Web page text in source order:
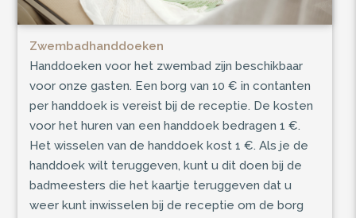
Zwembadhanddoeken
Handdoeken voor het zwembad zijn beschikbaar
voor onze gasten. Een borg van 10 € in contanten
per handdoek is vereist bij de receptie. De kosten
voor het huren van een handdoek bedragen 1 €.
Het wisselen van de handdoek kost 1 €. Als je de
handdoek wilt teruggeven, kunt u dit doen bij de
badmeesters die het kaartje teruggeven dat u
weer kunt inwisselen bij de receptie om de borg